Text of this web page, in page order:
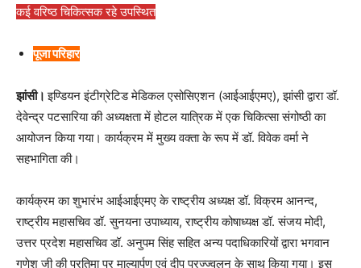
कई वरिष्ठ चिकित्सक रहे उपस्थित
पूजा परिहार
झांसी।इण्डियन इंटीग्रेटिड मेडिकल एसोसिएशन (आईआईएमए), झांसी द्वारा डॉ.
देवेन्द्र पटसारिया की अध्यक्षता में होटल यात्रिक में एक चिकित्सा संगोष्ठी का
आयोजन किया गया। कार्यक्रम में मुख्य वक्ता के रूप में डॉ. विवेक वर्मा ने
सहभागिता की।
कार्यक्रम का शुभारंभ आईआईएमए के राष्ट्रीय अध्यक्ष डॉ. विक्रम आनन्द,
राष्ट्रीय महासचिव डॉ. सुनयना उपाध्याय, राष्ट्रीय कोषाध्यक्ष डॉ. संजय मोदी,
उत्तर प्रदेश महासचिव डॉ. अनुपम सिंह सहित अन्य पदाधिकारियों द्वारा भगवान
गणेश जी की प्रतिमा पर माल्यार्पण एवं दीप प्रज्ज्वलन के साथ किया गया। इस